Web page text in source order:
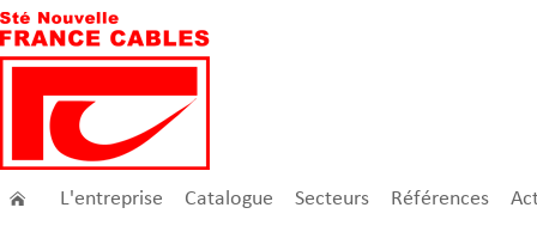
L'entreprise Catalogue Secteurs Références